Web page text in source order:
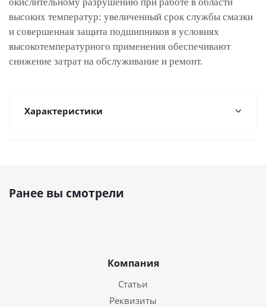
высоких температур: увеличенный срок службы смазки
и совершенная защита подшипников в условиях
высокотемпературного применения обеспечивают
снижение затрат на обслуживание и ремонт.
Характеристики
Ранее вы смотрели
Компания
Статьи
Реквизиты